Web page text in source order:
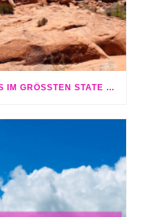
VALLEY OF FIRE | HIGHLIGHTS IM GRÖSSTEN STATE PARK VON NEVADA